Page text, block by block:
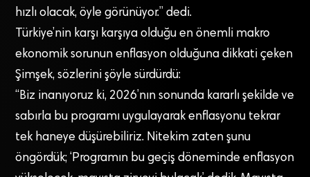
hızlı olacak, öyle görünüyor.” dedi.
Türkiye’nin karşı karşıya olduğu en önemli makro
ekonomik sorunun enflasyon olduğuna dikkati çeken
Şimşek, sözlerini şöyle sürdürdü:
“Biz inanıyoruz ki, 2026’nın sonunda kararlı şekilde ve
sabırla bu programı uygulayarak enflasyonu tekrar
tek haneye düşürebiliriz. Nitekim zaten şunu
öngördük; ‘Programın bu geçiş döneminde enflasyon